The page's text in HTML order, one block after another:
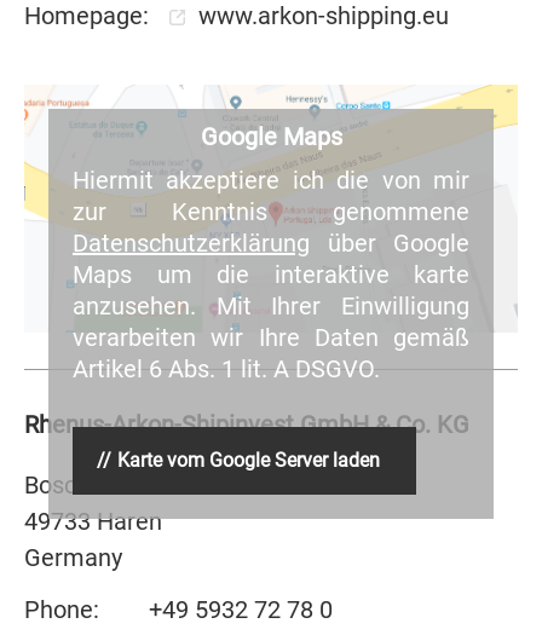
Homepage:
www.arkon-shipping.eu
Google Maps
Hiermit akzeptiere ich die von mir
zur Kenntnis genommene
Datenschutzerklärung über Google
Maps um die interaktive karte
anzusehen. Mit Ihrer Einwilligung
verarbeiten wir Ihre Daten gemäß
Artikel 6 Abs. 1 lit. A DSGVO.
Karte vom Google Server laden
Rhenus-Arkon-Shipinvest GmbH & Co. KG
Boschstraße 16
49733 Haren
Germany
Phone:
+49 5932 72 78 0